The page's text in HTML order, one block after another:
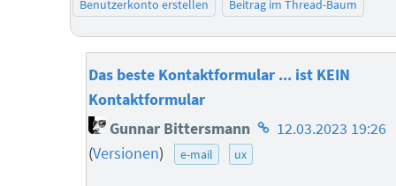
Benutzerkonto erstellen
Beitrag im Thread-Baum
Das beste Kontaktformular ... ist KEIN
Kontaktformular
Gunnar Bittersmann Homepage
des
12.03.2023 19:26
(Versionen) e-mail ux